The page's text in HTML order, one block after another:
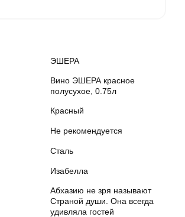
ЭШЕРА
Вино ЭШЕРА красное
полусухое, 0.75л
Красный
Не рекомендуется
Сталь
Изабелла
Абхазию не зря называют
Страной души. Она всегда
удивляла гостей